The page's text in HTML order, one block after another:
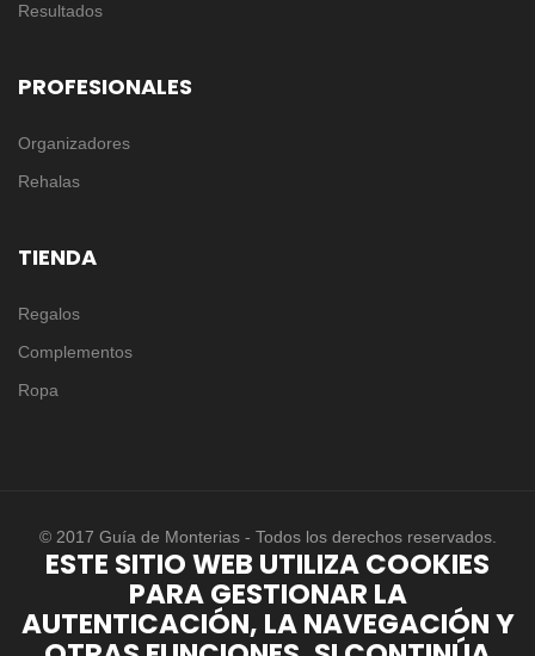
Resultados
PROFESIONALES
Organizadores
Rehalas
TIENDA
Regalos
Complementos
Ropa
© 2017 Guía de Monterias - Todos los derechos reservados.
ESTE SITIO WEB UTILIZA COOKIES
PARA GESTIONAR LA
AUTENTICACIÓN, LA NAVEGACIÓN Y